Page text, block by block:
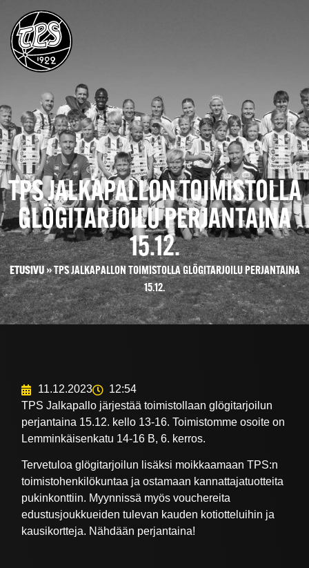
TPS JALKAPALLON TOIMISTOLLA
GLÖGITARJOILU PERJANTAINA
15.12.
ETUSIVU»TPS JALKAPALLON TOIMISTOLLA GLÖGITARJOILU PERJANTAINA
15.12.
11.12.2023
12:54
TPS Jalkapallo järjestää toimistollaan glögitarjoilun
perjantaina 15.12. kello 13-16. Toimistomme osoite on
Lemminkäisenkatu 14-16 B, 6. kerros.
Tervetuloa glögitarjoilun lisäksi moikkaamaan TPS:n
toimistohenkilökuntaa ja ostamaan kannattajatuotteita
pukinkonttiin. Myynnissä myös vouchereita
edustusjoukkueiden tulevan kauden kotiotteluihin ja
kausikortteja. Nähdään perjantaina!